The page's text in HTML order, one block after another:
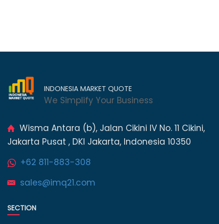
INDONESIA MARKET QUOTE
We Simplify Your Business
Wisma Antara (b), Jalan Cikini IV No. 11 Cikini,
Jakarta Pusat , DKI Jakarta, Indonesia 10350
+62 811-883-308
sales@imq21.com
SECTION